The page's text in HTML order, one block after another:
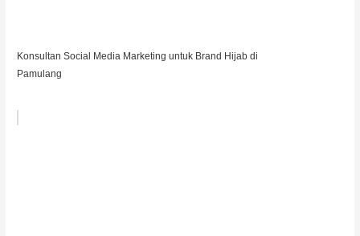
Konsultan Social Media Marketing untuk Brand Hijab di
Pamulang